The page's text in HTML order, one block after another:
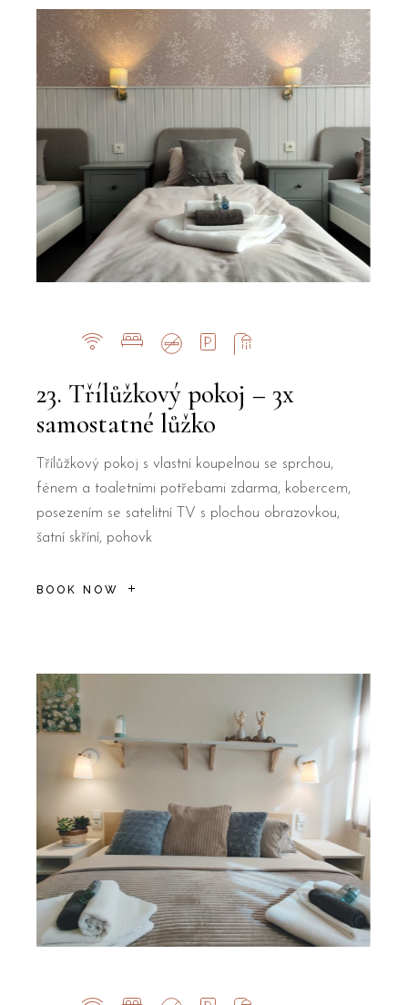
23. Třílůžkový pokoj – 3x
samostatné lůžko
Třílůžkový pokoj s vlastní koupelnou se sprchou,
fénem a toaletními potřebami zdarma, kobercem,
posezením se satelitní TV s plochou obrazovkou,
šatní skříní, pohovk
BOOK NOW